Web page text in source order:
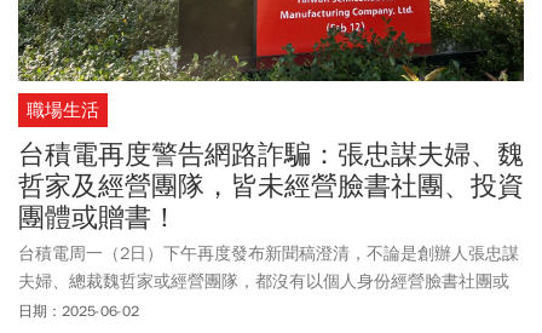
職場生活
台積電再度警告網路詐騙：張忠謀夫婦、魏
哲家及經營團隊，皆未經營臉書社團、投資
團體或贈書！
台積電周一（2日）下午再度發布新聞稿澄清，不論是創辦人張忠謀
夫婦、總裁魏哲家或經營團隊，都沒有以個人身份經營臉書社團或
投資團體，也沒有在社群平台舉行贈書活動，希望外界不要上當。
日期：2025-06-02